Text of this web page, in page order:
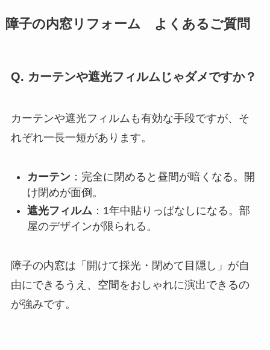
障子の内窓リフォーム よくあるご質問
Q. カーテンや遮光フィルムじゃダメですか？
カーテンや遮光フィルムも有効な手段ですが、そ
れぞれ一長一短があります。
カーテン：完全に閉めると昼間が暗くなる。開
け閉めが面倒。
遮光フィルム：1年中貼りっぱなしになる。部
屋のデザインが限られる。
障子の内窓は「開けて採光・閉めて目隠し」が自
由にできるうえ、空間をおしゃれに演出できるの
が強みです。